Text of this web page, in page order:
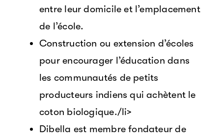
entre leur domicile et l’emplacement
de l’école.
Construction ou extension d’écoles
pour encourager l’éducation dans
les communautés de petits
producteurs indiens qui achètent le
coton biologique./li>
Dibella est membre fondateur de